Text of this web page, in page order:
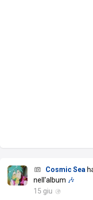
Cosmic Sea
nell'album 🎶
15 giu